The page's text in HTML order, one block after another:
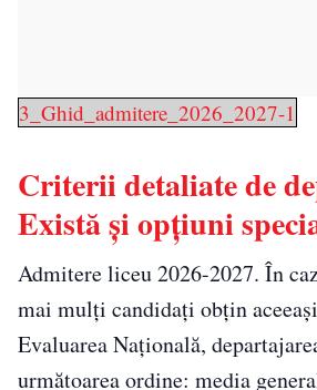
3_Ghid_admitere_2026_2027-1
Criterii detaliate de
Există și opțiuni
Admitere liceu 2026-2027. În
mai mulți candidați obțin
Evaluarea Națională,
următoarea ordine: media